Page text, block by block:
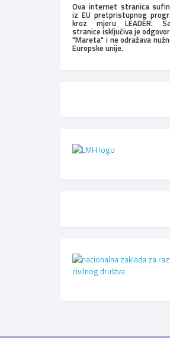
Ova internet stranica
iz EU pretpristupnog
kroz mjeru LEADER.
stranice isključiva je
"Mareta" i ne odražava
Europske unije.